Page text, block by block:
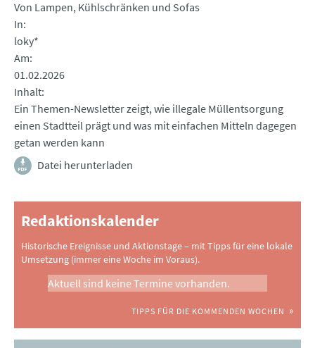
Von Lampen, Kühlschränken und Sofas
In
loky*
Am
01.02.2026
Inhalt
Ein Themen-Newsletter zeigt, wie illegale Müllentsorgung
einen Stadtteil prägt und was mit einfachen Mitteln dagegen
getan werden kann
Datei herunterladen
Redaktionskalender
Historische Ereignisse und Aktionstage – mit Tipps für eine lokale
Umsetzung (immer eine Woche im Voraus).
Aktuell sind keine Termine vorhanden.
TIPPS FÜR DIE KOMMENDEN WOCHEN